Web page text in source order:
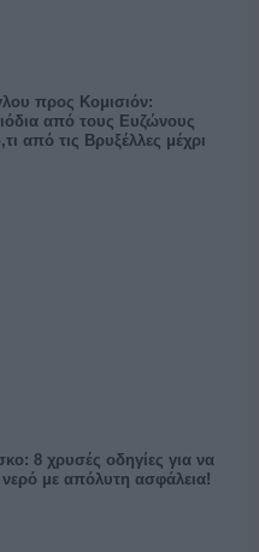
προς Κομισιόν:
από τους Ευζώνους
από τις Βρυξέλλες μέχρι
8 χρυσές οδηγίες για να
με απόλυτη ασφάλεια!